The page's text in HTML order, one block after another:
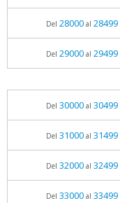
Del 28000al 28499
Del 29000al 29499
Del 30000al 30499
Del 31000al 31499
Del 32000al 32499
Del 33000al 33499